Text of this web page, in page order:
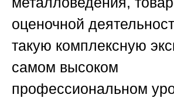
оценочной
такую комплексную
самом высоком
профессиональном